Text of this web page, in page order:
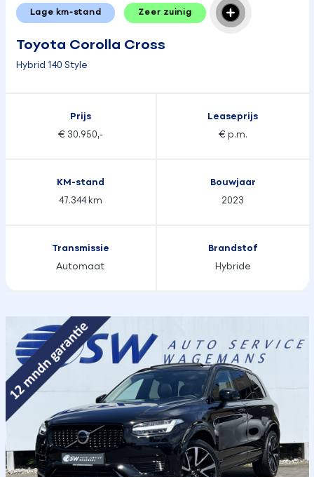
Lage km-stand Zeer zuinig
Toyota Corolla Cross
Hybrid 140 Style
Prijs
€ 30.950,-
Leaseprijs
€ p.m.
KM-stand
47.344 km
Bouwjaar
2023
Transmissie
Automaat
Brandstof
Hybride